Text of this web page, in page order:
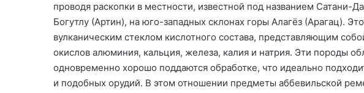
проводя раскопки в местности, известной под названием Сатани-
Богутлу (Артин), на юго-западных склонах горы Алагёз (Арагац).
вулканическим стеклом кислотного состава, представляющим
окислов алюминия, кальция, железа, калия и натрия. Эти породы
одновременно хорошо поддаются обработке, что идеально
и подобных орудий. В этом отношении предметы аббевильской